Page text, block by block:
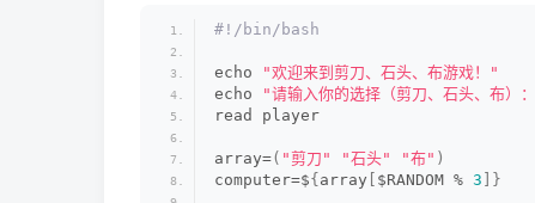
#!/bin/bash
echo
"欢迎来到剪刀、石头、布游戏！"
echo
"请输入你的选择（剪刀、石头、布）
read player
array=( "剪刀" "石头" "布" )
computer=${ array $RANDOM % 3 ]}